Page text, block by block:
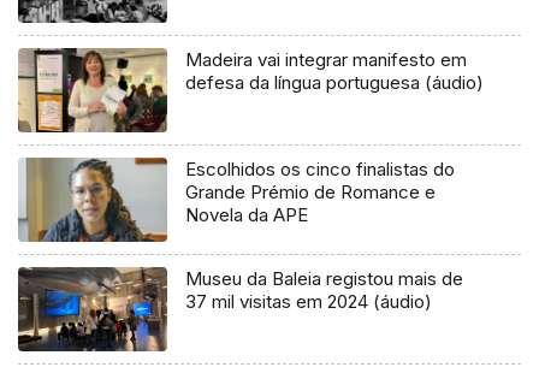
Madeira vai integrar manifesto em
defesa da língua portuguesa (áudio)
Escolhidos os cinco finalistas do
Grande Prémio de Romance e
Novela da APE
Museu da Baleia registou mais de
37 mil visitas em 2024 (áudio)